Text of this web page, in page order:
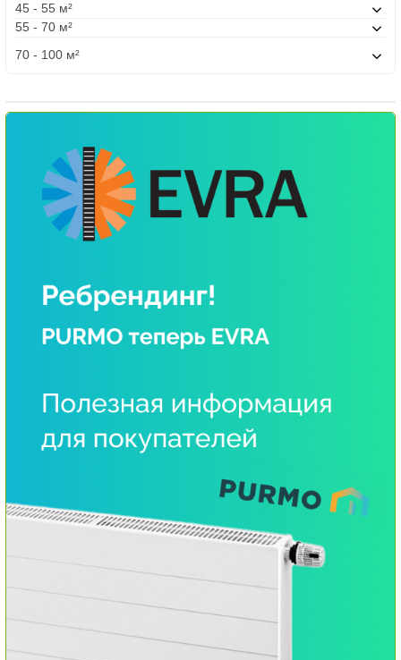
45 - 55 м²
55 - 70 м²
70 - 100 м²